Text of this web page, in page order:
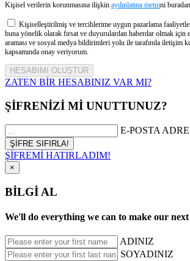
Kişisel verilerin korunmasına ilişkin aydınlatma metnini
Kişiselleştirilmiş ve tercihlerime uygun pazarlama
buna yönelik olarak fırsat ve duyurulardan haberdar olmak için
araması ve sosyal medya bildirimleri yolu ile tarafımla iletişim
kapsamında onay veriyorum.
ZATEN BİR HESABINIZ VAR MI?
ŞİFRENİZİ Mİ UNUTTUNUZ?
E-POSTA
ŞİFREMİ HATIRLADIM!
×
BİLGİ AL
We'll do everything we can to make our
ADINIZ
SOYADINIZ